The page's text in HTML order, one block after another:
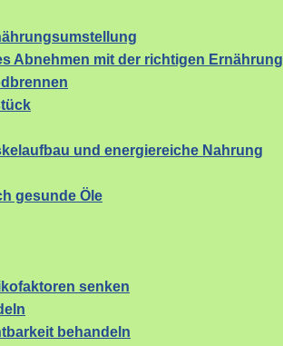
Abnehmen mit der richtigen Ernährung
und energiereiche Nahrung
gesunde Öle
senken
behandeln